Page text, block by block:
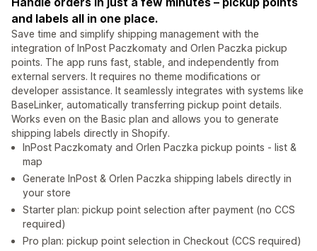
and labels all in one place.
Save time and simplify shipping management with the
integration of InPost Paczkomaty and Orlen Paczka pickup
points. The app runs fast, stable, and independently from
external servers. It requires no theme modifications or
developer assistance. It seamlessly integrates with systems like
BaseLinker, automatically transferring pickup point details.
Works even on the Basic plan and allows you to generate
shipping labels directly in Shopify.
InPost Paczkomaty and Orlen Paczka pickup points - list &
map
Generate InPost & Orlen Paczka shipping labels directly in
your store
Starter plan: pickup point selection after payment (no CCS
required)
Pro plan: pickup point selection in Checkout (CCS required)